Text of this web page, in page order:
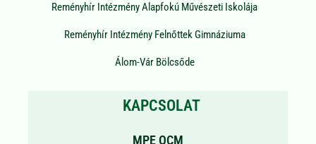
Reményhír Intézmény Alapfokú Művészeti Iskolája
Reményhír Intézmény Felnőttek Gimnáziuma
Álom-Vár Bölcsőde
KAPCSOLAT
MPE OCM